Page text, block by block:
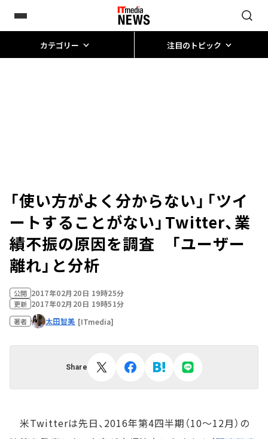
カテゴリー 注目のトピック
「使い方がよく分からない」「ツイ
ートすることがない」――Twitter、業
績不振の原因を調査 「ユーザー
離れ」と分析
公開 2017年02月20日 19時25分
更新 2017年02月20日 19時51分
著者 太田智美 [ITmedia]
Share
米Twitterは先日、2016年第4四半期（10～12月）の